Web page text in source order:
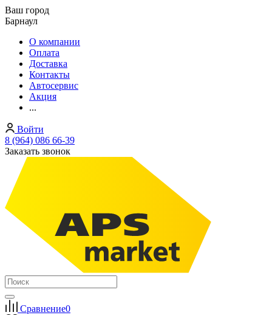
Ваш город
Барнаул
О компании
Оплата
Доставка
Контакты
Автосервис
Акция
...
Войти
8 (964) 086 66-39
Заказать звонок
Сравнение0